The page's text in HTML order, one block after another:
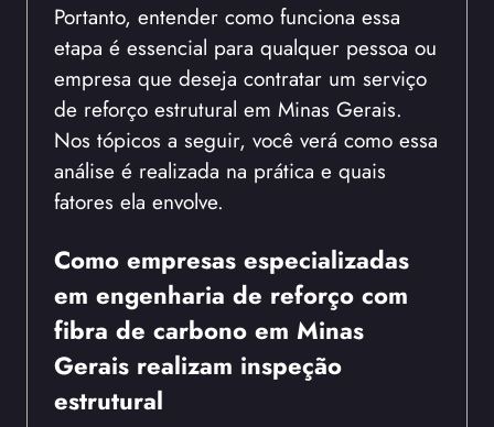
Portanto, entender como funciona essa
etapa é essencial para qualquer pessoa ou
empresa que deseja contratar um serviço
de reforço estrutural em Minas Gerais.
Nos tópicos a seguir, você verá como essa
análise é realizada na prática e quais
fatores ela envolve.
Como empresas especializadas
em engenharia de reforço com
fibra de carbono em Minas
Gerais realizam inspeção
estrutural